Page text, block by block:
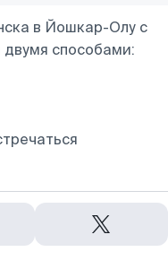
в Йошкар-Олу с
двумя способами: